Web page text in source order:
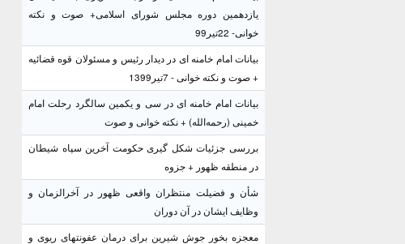
یازدهمین دوره مجلس شورای اسلامی+ صوت و نکته
خوانی- 22تیر99
بیانات امام خامنه ای در دیدار رئیس و مسئولان قوه قضائیه
+ صوت و نکته خوانی - 7تیر1399
بیانات امام خامنه ای در سی و یکمین سالگرد رحلت امام
خمینی (رحمه‌الله) + نکته خوانی و صوت
بررسی جزئیات شکل گیری حکومت آخرین سپاه شیطان
در منطقه ظهور + جزوه
شأن و فضیلت منتظران واقعی ظهور در آخرالزمان و
وظایف ایشان در آن دوران
معجزه بخور جوش شیرین برای درمان عفونتهای ریوی و